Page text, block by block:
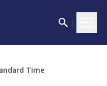
Time